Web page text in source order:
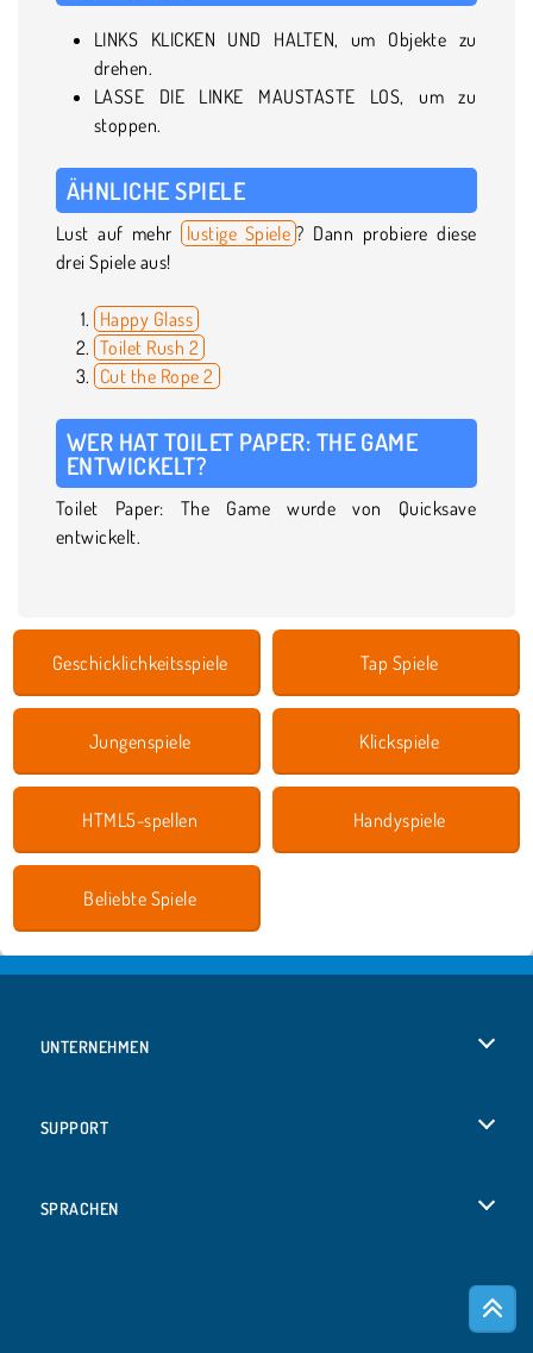
LINKS KLICKEN UND HALTEN, um Objekte zu
drehen.
LASSE DIE LINKE MAUSTASTE LOS, um zu
stoppen.
ÄHNLICHE SPIELE
Lust auf mehr lustige Spiele ? Dann probiere diese
drei Spiele aus!
Happy Glass
Toilet Rush 2
Cut the Rope 2
WER HAT TOILET PAPER: THE GAME
ENTWICKELT?
Toilet Paper: The Game wurde von Quicksave
entwickelt.
Geschicklichkeitsspiele Tap Spiele
Jungenspiele Klickspiele
HTML5-spellen Handyspiele
Beliebte Spiele
UNTERNEHMEN
SUPPORT
SPRACHEN